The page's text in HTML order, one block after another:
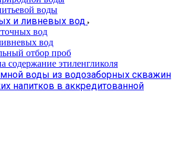
воды
и ливневых вод
вод
вод
отбор проб
содержание этиленгликоля
воды из водозаборных скважин
напитков в аккредитованной